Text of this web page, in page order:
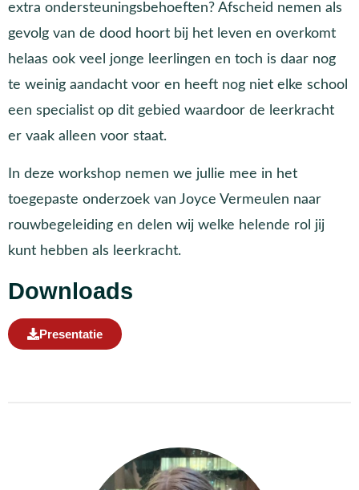
extra ondersteuningsbehoeften? Afscheid nemen als
gevolg van de dood hoort bij het leven en overkomt
helaas ook veel jonge leerlingen en toch is daar nog
te weinig aandacht voor en heeft nog niet elke school
een specialist op dit gebied waardoor de leerkracht
er vaak alleen voor staat.
In deze workshop nemen we jullie mee in het
toegepaste onderzoek van Joyce Vermeulen naar
rouwbegeleiding en delen wij welke helende rol jij
kunt hebben als leerkracht.
Downloads
Presentatie